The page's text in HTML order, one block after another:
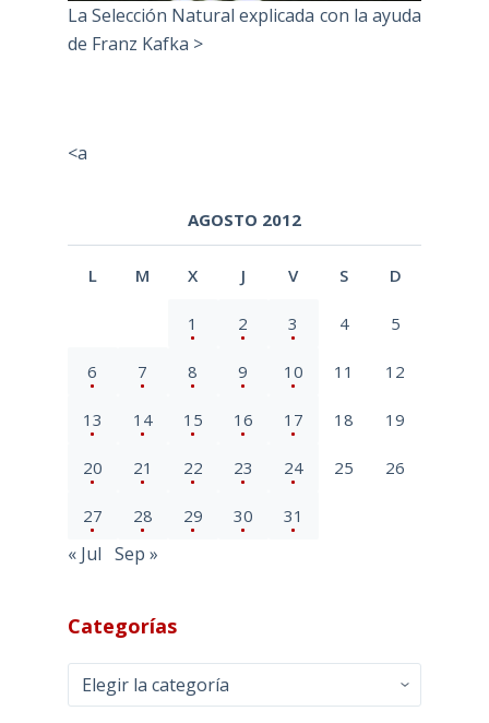
La Selección Natural explicada con la ayuda
de Franz Kafka >
<a
AGOSTO 2012
L M X J V S D
1 2 3 4 5
6 7 8 9 10 11 12
13 14 15 16 17 18 19
20 21 22 23 24 25 26
27 28 29 30 31
« Jul Sep »
Categorías
Categorías